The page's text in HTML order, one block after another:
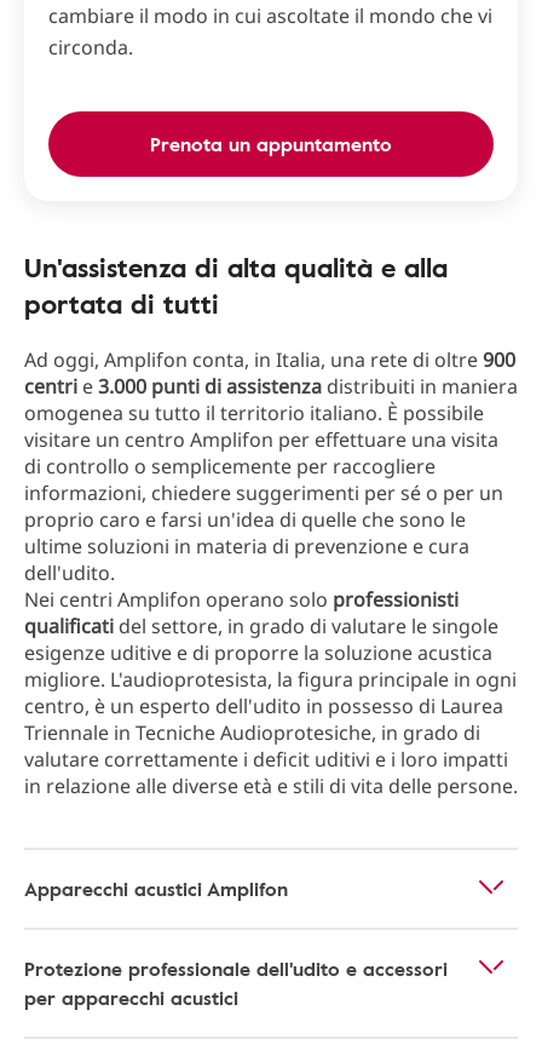
cambiare il modo in cui ascoltate il mondo che vi
circonda.
Prenota un appuntamento
Un'assistenza di alta qualità e alla
portata di tutti
Ad oggi, Amplifon conta, in Italia, una rete di oltre900
centri e3.000 punti di assistenza distribuiti in maniera
omogenea su tutto il territorio italiano. È possibile
visitare un centro Amplifon per effettuare una visita
di controllo o semplicemente per raccogliere
informazioni, chiedere suggerimenti per sé o per un
proprio caro e farsi un'idea di quelle che sono le
ultime soluzioni in materia di prevenzione e cura
dell'udito.
Nei centri Amplifon operano solo professionisti
qualificati del settore, in grado di valutare le singole
esigenze uditive e di proporre la soluzione acustica
migliore. L'audioprotesista, la figura principale in ogni
centro, è un esperto dell'udito in possesso di Laurea
Triennale in Tecniche Audioprotesiche, in grado di
valutare correttamente i deficit uditivi e i loro impatti
in relazione alle diverse età e stili di vita delle persone.
Apparecchi acustici Amplifon
Protezione professionale dell'udito e accessori
per apparecchi acustici